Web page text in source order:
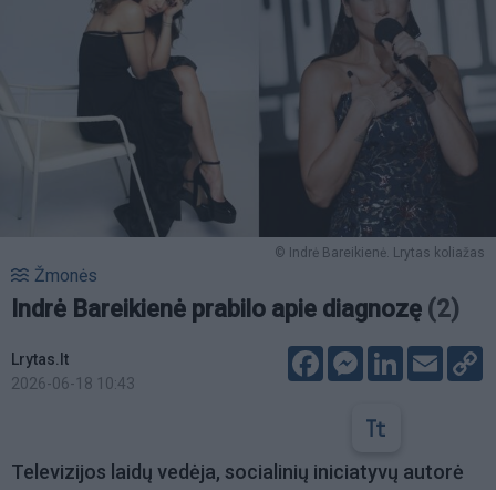
© Indrė Bareikienė. Lrytas koliažas
Žmonės
Indrė Bareikienė prabilo apie diagnozę (2)
Lrytas.lt
2026-06-18 10:43
FacebookMessenger
LinkedIn
Email
Televizijos laidų vedėja, socialinių iniciatyvų autorė